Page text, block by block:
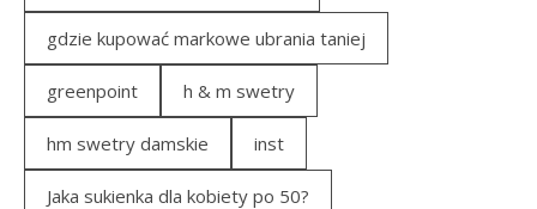
gdzie kupować markowe ubrania taniej
greenpoint h & m swetry
hm swetry damskie inst
Jaka sukienka dla kobiety po 50?